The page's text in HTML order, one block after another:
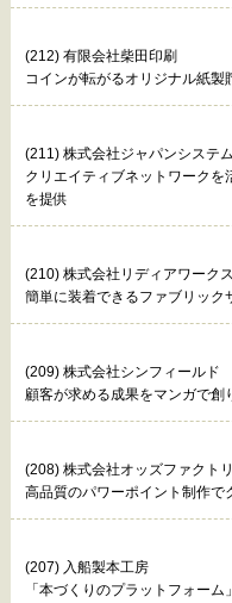
(212) 有限会社柴田印刷
コインが転がるオリジナル紙
(211) 株式会社ジャパンシステ
クリエイティブネットワーク
を提供
(210) 株式会社リディアワークス
簡単に装着できるファブリック
(209) 株式会社シンフィールド
顧客が求める成果をマンガで創
(208) 株式会社オッズファクト
高品質のパワーポイント制作で
(207) 入船製本工房
「本づくりのプラットフォー